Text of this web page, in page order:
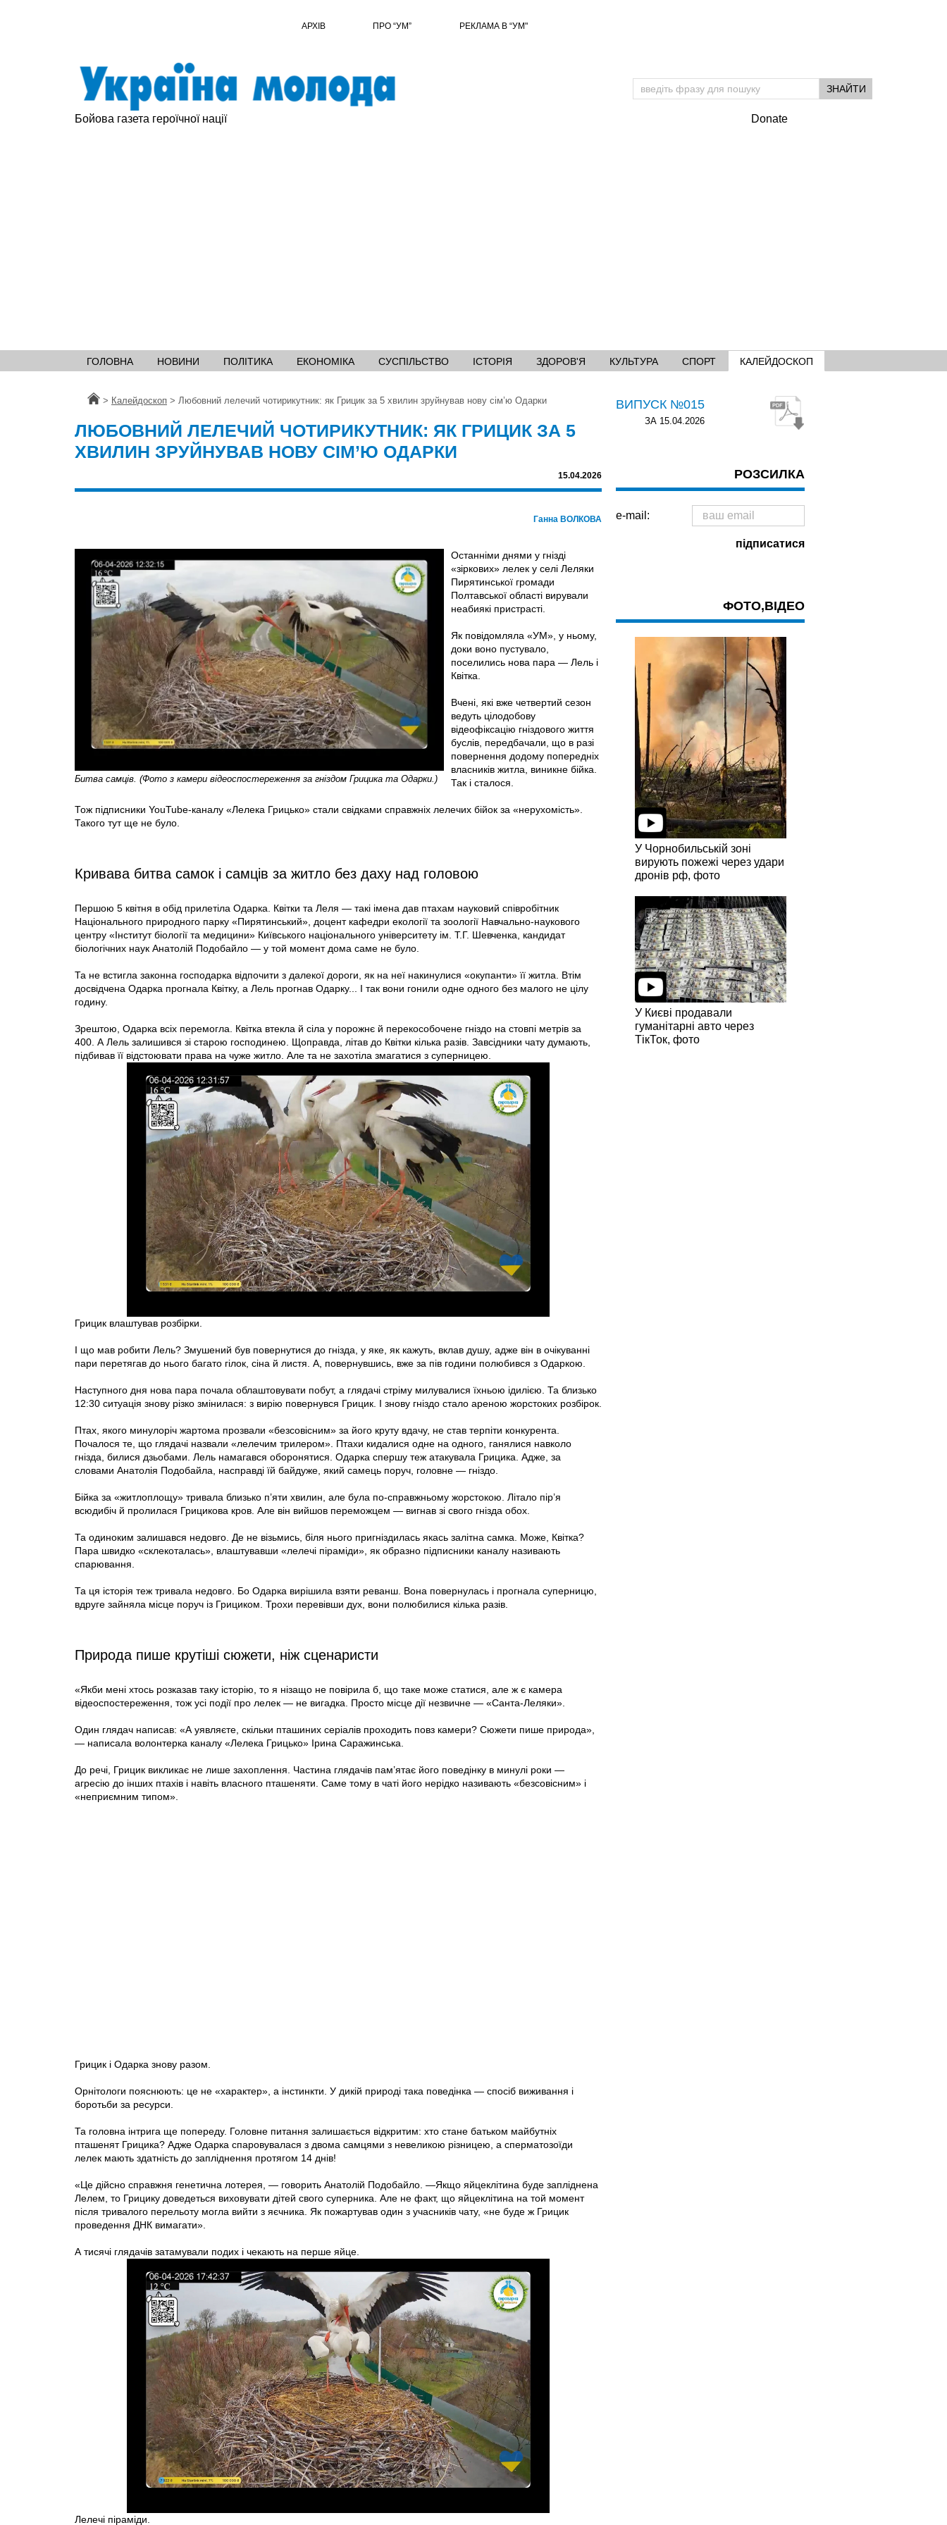
АРХІВ ПРО “УМ” РЕКЛАМА В “УМ"
Бойова газета героїчної нації Підтримай УМ
ГОЛОВНА НОВИНИ ПОЛІТИКА ЕКОНОМІКА СУСПІЛЬСТВО ІСТОРІЯ ЗДОРОВ'Я КУЛЬТУРА СПОРТ КАЛЕЙДОСКОП
Головна
> Калейдоскоп > Любовний лелечий чотирикутник: як Грицик за 5 хвилин зруйнував нову сім’ю Одарки
ЛЮБОВНИЙ ЛЕЛЕЧИЙ ЧОТИРИКУТНИК: ЯК ГРИЦИК ЗА 5
ХВИЛИН ЗРУЙНУВАВ НОВУ СІМ’Ю ОДАРКИ
15.04.2026
Ганна ВОЛКОВА
Битва самців. (Фото з камери відеоспостереження за гніздом Грицика та Одарки.)
Останніми днями у гнізді
«зіркових» лелек у селі Леляки
Пирятинської громади
Полтавської області вирували
неабиякі пристрасті.
Як повідомляла «УМ», у ньому,
доки воно пустувало,
поселились нова пара — Лель і
Квітка.
Вчені, які вже четвертий сезон
ведуть цілодобову
відеофіксацію гніздового життя
буслів, передбачали, що в разі
повернення додому попередніх
власників житла, виникне бійка.
Так і сталося.
Тож підписники YouTube-каналу «Лелека Грицько» стали свідками справжніх лелечих бійок за «нерухомість».
Такого тут ще не було.
Кривава битва самок і самців за житло без даху над головою
Першою 5 квітня в обід прилетіла Одарка. Квітки та Леля — такі імена дав птахам науковий співробітник
Національного природного парку «Пирятинський», доцент кафедри екології та зоології Навчально-наукового
центру «Інститут біології та медицини» Київського національного університету ім. Т.Г. Шевченка, кандидат
біологічних наук Анатолій Подобайло — у той момент дома саме не було.
Та не встигла законна господарка відпочити з далекої дороги, як на неї накинулися «окупанти» її житла. Втім
досвідчена Одарка прогнала Квітку, а Лель прогнав Одарку... І так вони гонили одне одного без малого не цілу
годину.
Зрештою, Одарка всіх перемогла. Квітка втекла й сіла у порожнє й перекособочене гніздо на стовпі метрів за
400. А Лель залишився зі старою господинею. Щоправда, літав до Квітки кілька разів. Завсідники чату думають,
підбивав її відстоювати права на чуже житло. Але та не захотіла змагатися з суперницею.
Грицик влаштував розбірки.
І що мав робити Лель? Змушений був повернутися до гнізда, у яке, як кажуть, вклав душу, адже він в очікуванні
пари перетягав до нього багато гілок, сіна й листя. А, повернувшись, вже за пів години полюбився з Одаркою.
Наступного дня нова пара почала облаштовувати побут, а глядачі стріму милувалися їхньою ідилією. Та близько
12:30 ситуація знову різко змінилася: з вирію повернувся Грицик. І знову гніздо стало ареною жорстоких розбірок.
Птах, якого минулоріч жартома прозвали «безсовісним» за його круту вдачу, не став терпіти конкурента.
Почалося те, що глядачі назвали «лелечим трилером». Птахи кидалися одне на одного, ганялися навколо
гнізда, билися дзьобами. Лель намагався оборонятися. Одарка спершу теж атакувала Грицика. Адже, за
словами Анатолія Подобайла, насправді їй байдуже, який самець поруч, головне — гніздо.
Бійка за «житлоплощу» тривала близько п’яти хвилин, але була по-справжньому жорстокою. Літало пір’я
всюдибіч й пролилася Грицикова кров. Але він вийшов переможцем — вигнав зі свого гнізда обох.
Та одиноким залишався недовго. Де не візьмись, біля нього пригніздилась якась залітна самка. Може, Квітка?
Пара швидко «склекоталась», влаштувавши «лелечі піраміди», як образно підписники каналу називають
спарювання.
Та ця історія теж тривала недовго. Бо Одарка вирішила взяти реванш. Вона повернулась і прогнала суперницю,
вдруге зайняла місце поруч із Грициком. Трохи перевівши дух, вони полюбилися кілька разів.
Природа пише крутіші сюжети, ніж сценаристи
«Якби мені хтось розказав таку історію, то я нізащо не повірила б, що таке може статися, але ж є камера
відеоспостереження, тож усі події про лелек — не вигадка. Просто місце дії незвичне — «Санта-Леляки».
Один глядач написав: «А уявляєте, скільки пташиних серіалів проходить повз камери? Сюжети пише природа»,
— написала волонтерка каналу «Лелека Грицько» Ірина Саражинська.
До речі, Грицик викликає не лише захоплення. Частина глядачів пам’ятає його поведінку в минулі роки —
агресію до інших птахів і навіть власного пташеняти. Саме тому в чаті його нерідко називають «безсовісним» і
«неприємним типом».
Грицик і Одарка знову разом.
Орнітологи пояснюють: це не «характер», а інстинкти. У дикій природі така поведінка — спосіб виживання і
боротьби за ресурси.
Та головна інтрига ще попереду. Головне питання залишається відкритим: хто стане батьком майбутніх
пташенят Грицика? Адже Одарка спаровувалася з двома самцями з невеликою різницею, а сперматозоїди
лелек мають здатність до запліднення протягом 14 днів!
«Це дійсно справжня генетична лотерея, — говорить Анатолій Подобайло. —Якщо яйцеклітина буде запліднена
Лелем, то Грицику доведеться виховувати дітей свого суперника. Але не факт, що яйцеклітина на той момент
після тривалого перельоту могла вийти з яєчника. Як пожартував один з учасників чату, «не буде ж Грицик
проведення ДНК вимагати».
А тисячі глядачів затамували подих і чекають на перше яйце.
Лелечі піраміди.
ВИПУСК №015
ЗА 15.04.2026
РОЗСИЛКА
e-mail:
ФОТО,ВІДЕО
У Чорнобильській зоні
вирують пожежі через удари
дронів рф, фото
У Києві продавали
гуманітарні авто через
ТікТок, фото